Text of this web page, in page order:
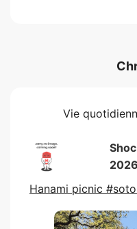
Vie
Shoc
Hanami picnic